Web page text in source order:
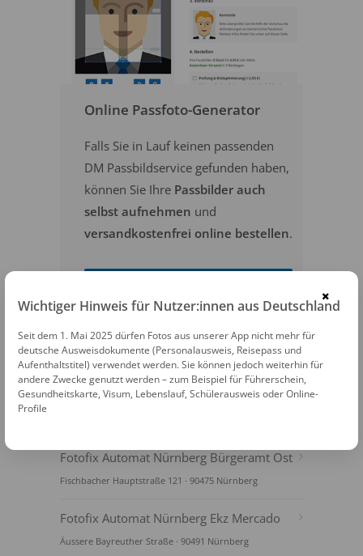
Online Passfoto-Generator
Falls Sie in Lauf keinen passenden
DM Passbildservice gefunden haben,
können Sie Ihre Passbilder auch
selbst aufnehmen und
versandkostenfrei online bestellen.
Fotofix Automat Nürnberg Bürgeramt Ost
Fischbacher Hauptstraße 121 · 90475 Nürnberg
Fotofix Automat Nürnberg Ekz Mercado
Äussere Bayreuther Straße · 90491 Nürnberg
×
Wichtiger Hinweis für Nutzer:innen aus Deutschland
Seit dem 1. Mai 2025 dürfen Fotos aus unserer App nicht mehr für
deutsche Ausweisdokumente (Personalausweis, Reisepass und
Aufenthaltstitel) verwendet werden. Sie können jedoch weiterhin für
andere Zwecke genutzt werden – zum Beispiel für Führerschein,
Gesundheitskarte, Visum, Lebenslauf, Schülerausweis oder Online-
Profile